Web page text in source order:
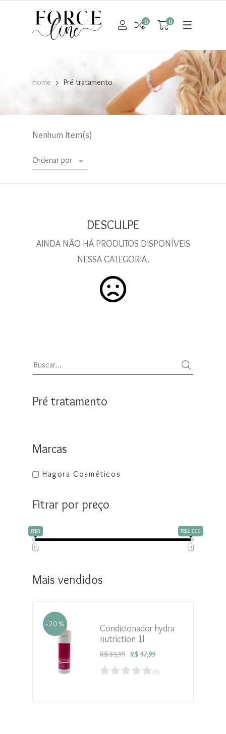
0 0
Home Pré tratamento
Nenhum Item(s)
Ordenar por
DESCULPE
AINDA NÃO HÁ PRODUTOS DISPONÍVEIS
NESSA CATEGORIA.
Pré tratamento
Marcas
Hagora Cosméticos
Fitrar por preço
R$0 R$1 000
Mais vendidos
- 20 %
Condicionador hydra
nutriction 1l
R$ 59,99 R$ 47,99
(0)